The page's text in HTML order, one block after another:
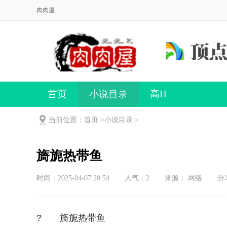
肉肉屋
首页 小说目录 高H
当前位置：首页 >小说目录 >
旖旎热带鱼
时间：2025-04-07 20:54 人气： 2 来源： 网络 分
? 旖旎热带鱼